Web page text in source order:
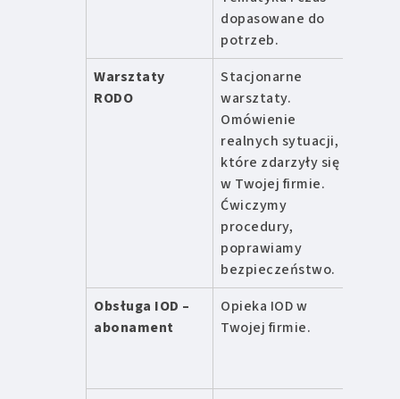
dopasowane do
potrzeb.
Warsztaty
RODO
Stacjonarne
warsztaty.
Omówienie
realnych sytuacji,
które zdarzyły się
w Twojej firmie.
Ćwiczymy
procedury,
poprawiamy
bezpieczeństwo.
Obsługa IOD –
abonament
Opieka IOD w
Twojej firmie.